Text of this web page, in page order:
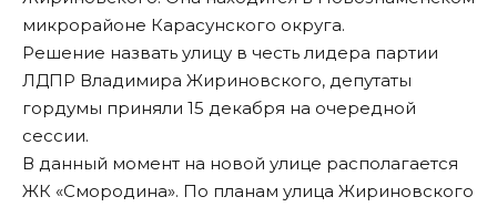
микрорайоне Карасунского округа.
Решение назвать улицу в честь лидера партии
ЛДПР Владимира Жириновского, депутаты
гордумы приняли 15 декабря на очередной
сессии.
В данный момент на новой улице располагается
ЖК «Смородина». По планам улица Жириновского